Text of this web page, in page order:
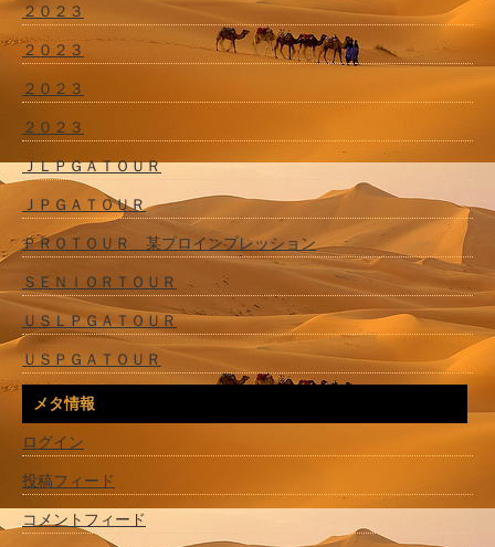
２０２３
２０２３
２０２３
２０２３
ＪＬＰＧＡＴＯＵＲ
ＪＰＧＡＴＯＵＲ
ＰＲＯＴＯＵＲ 某プロインプレッション
ＳＥＮＩＯＲＴＯＵＲ
ＵＳＬＰＧＡＴＯＵＲ
ＵＳＰＧＡＴＯＵＲ
メタ情報
ログイン
投稿フィード
コメントフィード